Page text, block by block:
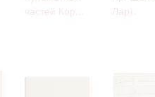
частей Кор...
Лар).